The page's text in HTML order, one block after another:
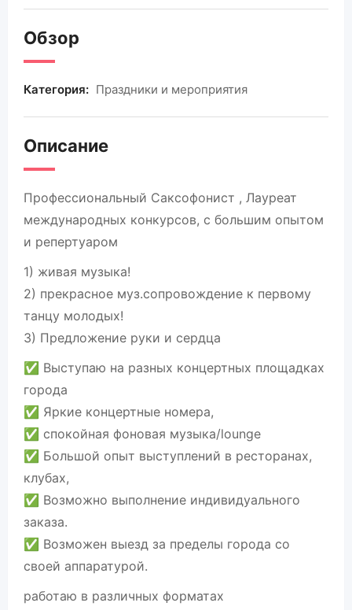
Обзор
Категория: Праздники и мероприятия
Описание
Профессиональный Саксофонист , Лауреат
международных конкурсов, с большим опытом
и репертуаром
1) живая музыка!
2) прекрасное муз.сопровождение к первому
танцу молодых!
3) Предложение руки и сердца
✅ Выступаю на разных концертных площадках
города
✅ Яркие концертные номера,
✅ спокойная фоновая музыка/lounge
✅ Большой опыт выступлений в ресторанах,
клубах,
✅ Возможно выполнение индивидуального
заказа.
✅ Возможен выезд за пределы города со
своей аппаратурой.
работаю в различных форматах